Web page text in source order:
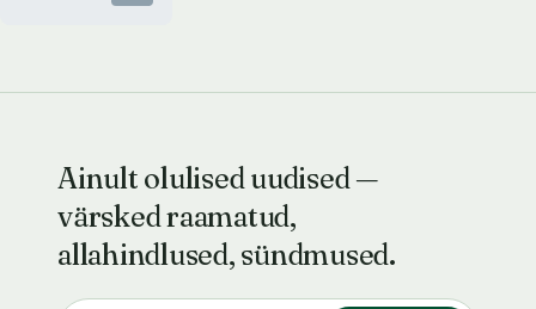
emakeeletundi
Ainult olulised uudised —
värsked raamatud,
allahindlused, sündmused.